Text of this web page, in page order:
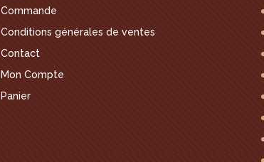
Commande
Conditions générales de ventes
Contact
Mon Compte
Panier